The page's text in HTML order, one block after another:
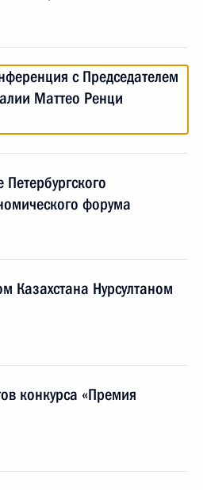
с Председателем
Маттео Ренци
форума
Казахстана Нурсултаном
конкурса «Премия